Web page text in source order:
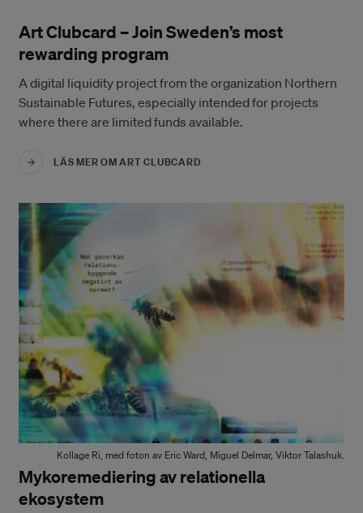
Art Clubcard – Join Sweden’s most
rewarding program
A digital liquidity project from the organization Northern
Sustainable Futures, especially intended for projects
where there are limited funds available.
LÄS MER OM ART CLUBCARD
Kollage Ri, med foton av Eric Ward, Miguel Delmar, Viktor Talashuk.
Mykoremediering av relationella
ekosystem